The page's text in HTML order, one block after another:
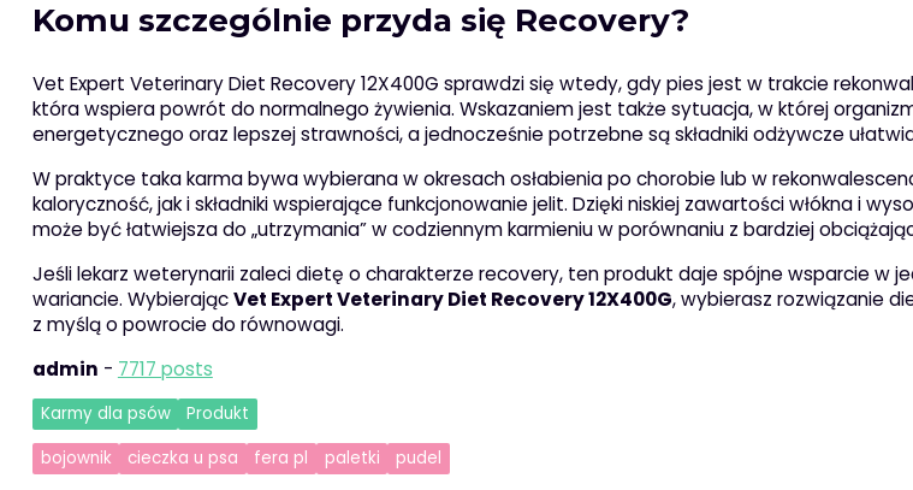
Komu szczególnie przyda się Recovery?
Vet Expert Veterinary Diet Recovery 12X400G sprawdzi się wtedy, gdy pies jest w trakcie
która wspiera powrót do normalnego żywienia. Wskazaniem jest także sytuacja, w której
energetycznego oraz lepszej strawności, a jednocześnie potrzebne są składniki odżywcze
W praktyce taka karma bywa wybierana w okresach osłabienia po chorobie lub w
kaloryczność, jak i składniki wspierające funkcjonowanie jelit. Dzięki niskiej zawartości włókna i
może być łatwiejsza do „utrzymania” w codziennym karmieniu w porównaniu z bardziej
Jeśli lekarz weterynarii zaleci dietę o charakterze recovery, ten produkt daje spójne wsparcie w
wariancie. WybierającVet Expert Veterinary Diet Recovery 12X400G, wybierasz rozwiązanie
z myślą o powrocie do równowagi.
admin - 7717 posts
Karmy dla psów
Produkt
bojownik
cieczka u psa fera pl paletki pudel